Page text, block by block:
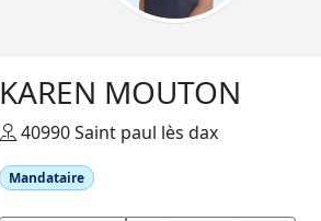
KAREN MOUTON
40990 Saint paul lès dax
Mandataire